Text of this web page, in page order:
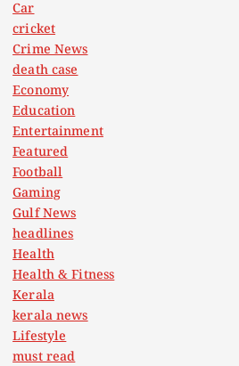
Car
cricket
Crime News
death case
Economy
Education
Entertainment
Featured
Football
Gaming
Gulf News
headlines
Health
Health & Fitness
Kerala
kerala news
Lifestyle
must read